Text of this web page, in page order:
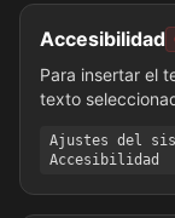
Accesibilidad
Para insertar el
texto
Ajustes del
Accesibilidad